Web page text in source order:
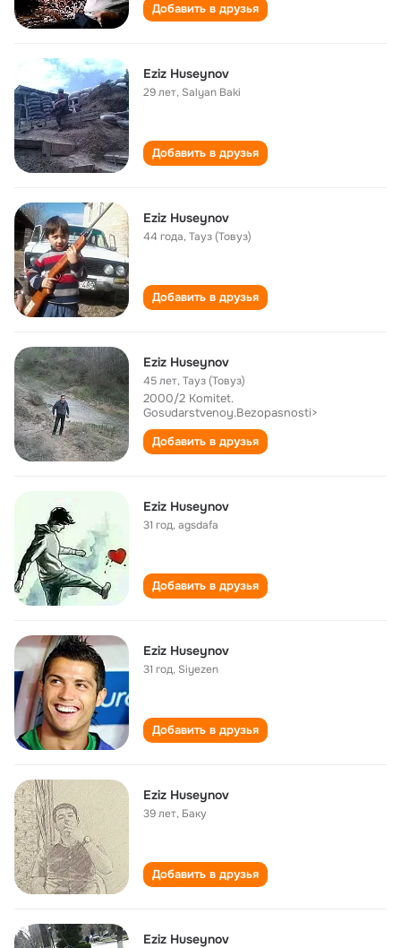
Добавить в друзья
Eziz Huseynov
29 лет, Salyan Baki
Добавить в друзья
Eziz Huseynov
44 года,Тауз (Товуз)
Добавить в друзья
Eziz Huseynov
45 лет,Тауз (Товуз)
2000/2 Komitet.
Gosudarstvenoy.Bezopasnosti>
Добавить в друзья
Eziz Huseynov
31 год,agsdafa
Добавить в друзья
Eziz Huseynov
31 год, Siyezen
Добавить в друзья
Eziz Huseynov
39 лет, Баку
Добавить в друзья
Eziz Huseynov